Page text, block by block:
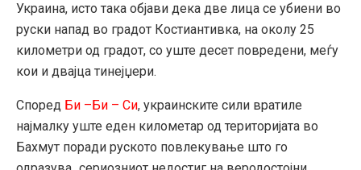
Украина, исто така објави дека две лица се убиени во
руски напад во градот Костиантивка, на околу 25
километри од градот, со уште десет повредени, меѓу
кои и двајца тинејџери.
Според Би –Би – Си, украинските сили вратиле
најмалку уште еден километар од територијата во
Бахмут поради руското повлекување што го